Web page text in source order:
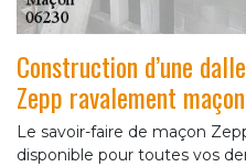
Construction d’une
Zepp ravalement maçon
Le savoir-faire de maçon
disponible pour toutes vos